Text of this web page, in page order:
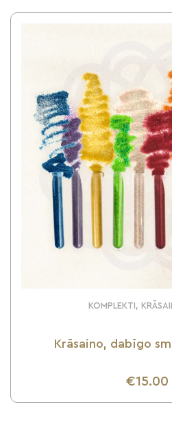
KOMPLEKTI,
Krāsaino, dabīgo
€15.00
UZZINI